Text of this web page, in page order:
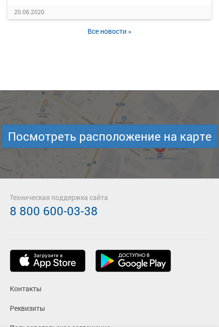
20.06.2020
Все новости »
Посмотреть расположение на карте
Контакты
Реквизиты
Техническая поддержка сайта
8 800 600-03-38